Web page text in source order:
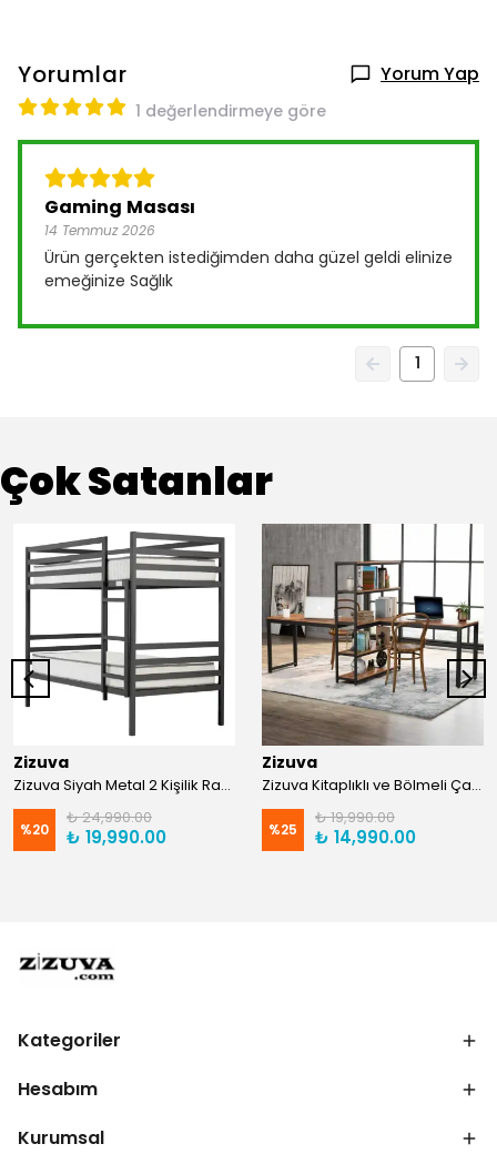
Yorumlar Yorum Yap
1 değerlendirmeye göre
Gaming Masası
14 Temmuz 2026
Ürün gerçekten istediğimden daha güzel geldi elinize
emeğinize Sağlık
1
Çok Satanlar
Zizuva
Zizuva Siyah Metal 2 Kişilik Ranza | TR0011-F
%20
₺ 24,990.00
₺ 19,990.00
Zizuva
Zizuva Kitaplıklı ve Bölmeli Çalışma Masası | CM1021-F-Suntalam
%25
₺ 19,990.00
₺ 14,990.00
Kategoriler
Hesabım
Kurumsal